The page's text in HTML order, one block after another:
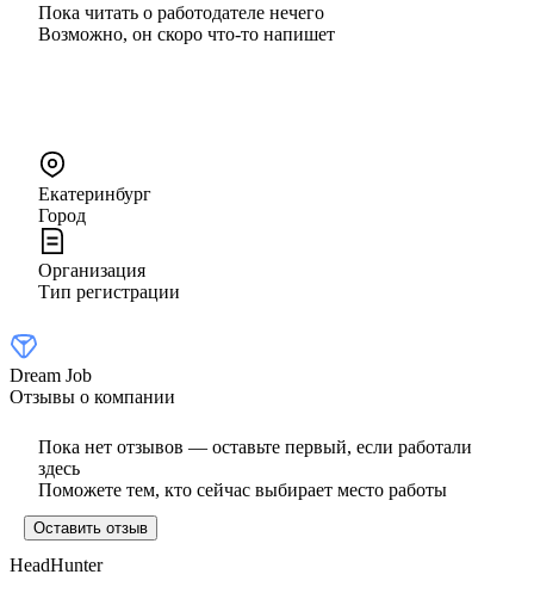
Пока читать о работодателе нечего
Возможно, он скоро что‑то напишет
Екатеринбург
Город
Организация
Тип регистрации
Dream Job
Отзывы о компании
Пока нет отзывов — оставьте первый, если работали
здесь
Поможете тем, кто сейчас выбирает место работы
Оставить отзыв
HeadHunter